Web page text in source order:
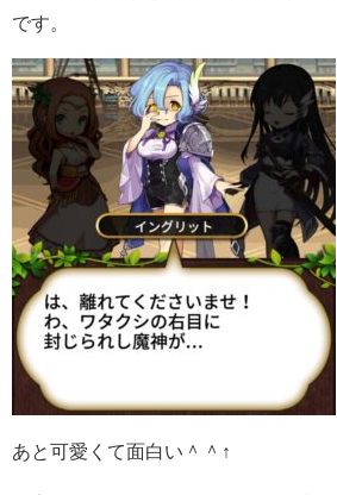
です。
あと可愛くて面白い＾＾↑